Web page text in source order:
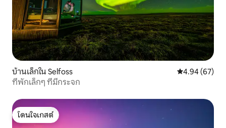
บ้านเล็กใน Selfoss คะแนนเฉลี่ย
4.94 (67)
ที่พักเล็กๆ ที่มีกระจก
โดนใจเกสต์
โดนใจเกสต์